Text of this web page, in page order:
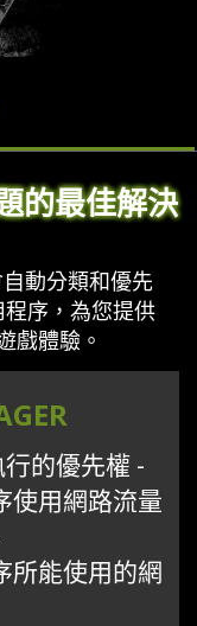
的最佳解決
動分類和優先
序，為您提供
戲體驗。
的優先權 -
使用網路流量
所能使用的網